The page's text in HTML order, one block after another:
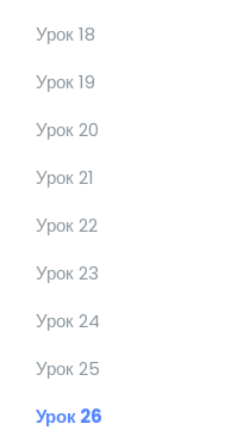
Урок 18
Урок 19
Урок 20
Урок 21
Урок 22
Урок 23
Урок 24
Урок 25
Урок 26